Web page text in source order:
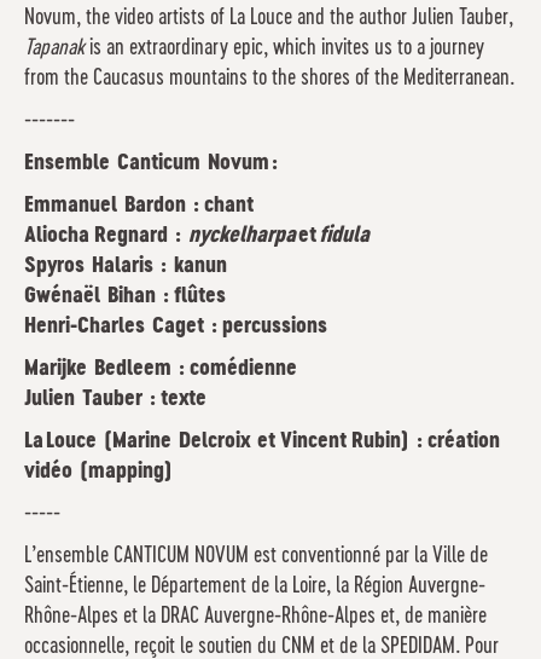
Novum, the video artists of La Louce and the author Julien Tauber,
Tapanakis an extraordinary epic, which invites us to a journey
from the Caucasus mountains to the shores of the Mediterranean.
-------
Ensemble Canticum Novum :
Emmanuel Bardon : chant
Aliocha Regnard : nyckelharpaetfidula
Spyros Halaris : kanun
Gwénaël Bihan : flûtes
Henri-Charles Caget : percussions
Marijke Bedleem : comédienne
Julien Tauber : texte
La Louce (Marine Delcroix et Vincent Rubin) : création
vidéo (mapping)
-----
L’ensemble CANTICUM NOVUM est conventionné par la Ville de
Saint-Étienne, le Département de la Loire, la Région Auvergne-
Rhône-Alpes et la DRAC Auvergne-Rhône-Alpes et, de manière
occasionnelle, reçoit le soutien du CNM et de la SPEDIDAM. Pour